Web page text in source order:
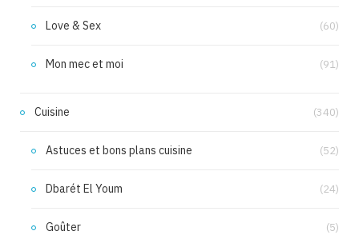
Love & Sex (60)
Mon mec et moi (91)
Cuisine (340)
Astuces et bons plans cuisine (52)
Dbarét El Youm (24)
Goûter (5)